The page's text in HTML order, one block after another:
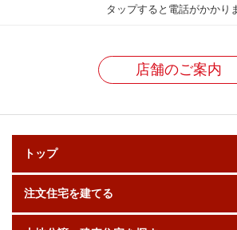
タップすると電話がかかり
店舗のご案内
トップ
注文住宅を建てる